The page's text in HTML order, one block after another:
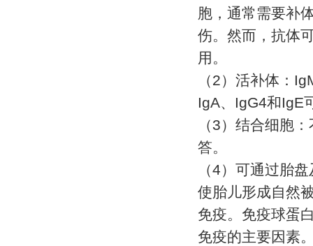
胞，通常需要补
伤。然而，抗体
用。
（2）活补体：
IgA、 IgG4和IgE
（3）结合细胞
答。
（4）可通过胎
使胎儿形成自然
免疫。免疫球蛋
免疫的主要因素